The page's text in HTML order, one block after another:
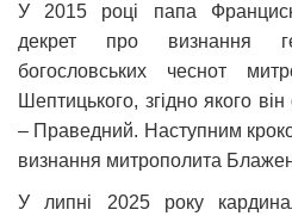
У 2015 році папа
декрет про визнання
богословських чеснот
Шептицького, згідно якого
– Праведний. Наступним
визнання митрополита
У липні 2025 року